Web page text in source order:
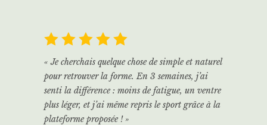
« Je cherchais quelque chose de simple et naturel
pour retrouver la forme. En 3 semaines, j’ai
senti la différence : moins de fatigue, un ventre
plus léger, et j’ai même repris le sport grâce à la
plateforme proposée ! »